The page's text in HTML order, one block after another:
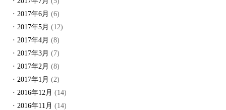
2017年6月 (6)
2017年5月 (12)
2017年4月 (8)
2017年3月 (7)
2017年2月 (8)
2017年1月 (2)
2016年12月 (14)
2016年11月 (14)